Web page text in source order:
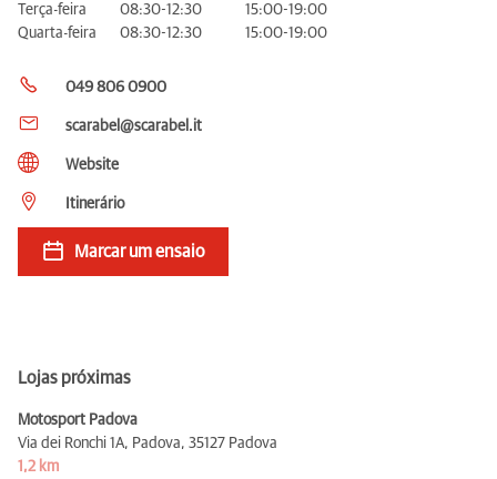
Terça-feira
08:30-12:30
15:00-19:00
Quarta-feira
08:30-12:30 15:00-19:00
049 806 0900
scarabel@scarabel.it
Website
Itinerário
Marcar um ensaio
Lojas próximas
Motosport Padova
Via dei Ronchi 1A, Padova, 35127 Padova
1,2 km